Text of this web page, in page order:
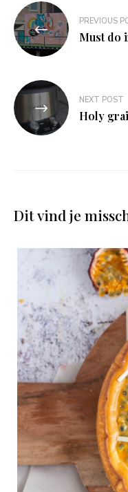
Bericht
navigatie
PREVIOUS
Must do
NEXT POST
Holy
Dit vind je